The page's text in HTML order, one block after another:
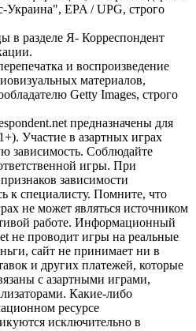
Украина", EPA / UPG, строго
в разделе Я- Корреспондент
и воспроизведение
материалов,
Getty Images, строго
предназначены для
Участие в азартных играх
зависимость. Соблюдайте
игры. При
зависимости
к специалисту. Помните, что
не может являться источником
работе. Информационный
не проводит игры на реальные
сайт не принимает ни в
и других платежей, которые
с азартными играми,
Какие-либо
ресурсе
исключительно в